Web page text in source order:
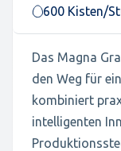
600 Kisten/
Das Magna
den Weg für
kombiniert
intelligenten